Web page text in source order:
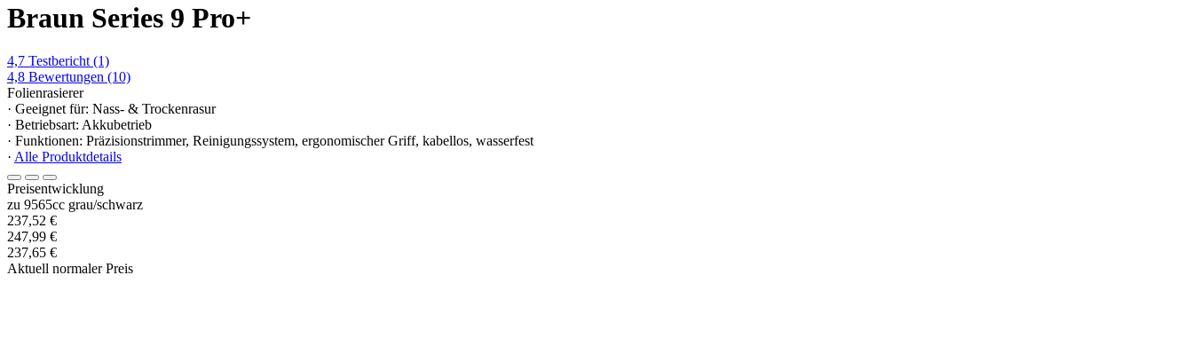
Braun Series 9 Pro+
4,7 Testbericht (1)
4,8 Bewertungen (10)
Folienrasierer
· Geeignet für: Nass- & Trockenrasur
· Betriebsart: Akkubetrieb
· Funktionen: Präzisionstrimmer, Reinigungssystem, ergonomischer Griff, kabellos, wasserfest
· Alle Produktdetails
Preisentwicklung
zu 9565cc grau/schwarz
237,52 €
247,99 €
237,65 €
Aktuell normaler Preis